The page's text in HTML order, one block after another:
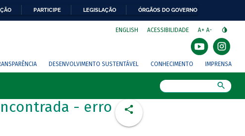
PARTICIPE LEGISLAÇÃO ÓRGÃOS DO GOVERNO
ENGLISH ACESSIBILIDADE A+ A-
DESENVOLVIMENTO SUSTENTÁVEL CONHECIMENTO IMPRENSA
- erro